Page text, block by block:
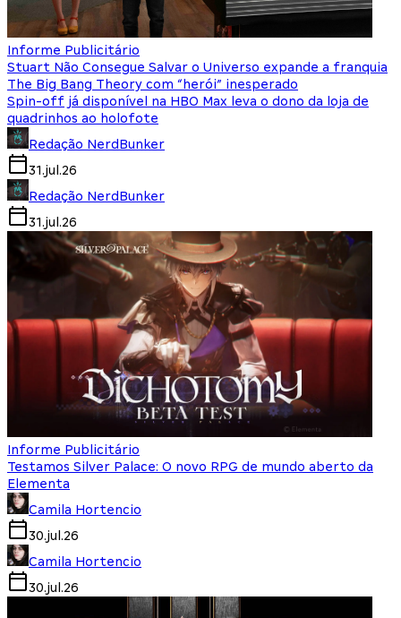
Informe Publicitário
Stuart Não Consegue Salvar o Universo expande a franquia
The Big Bang Theory com “herói” inesperado
Spin-off já disponível na HBO Max leva o dono da loja de
quadrinhos ao holofote
Redação NerdBunker
31.jul.26
Redação NerdBunker
31.jul.26
Informe Publicitário
Testamos Silver Palace: O novo RPG de mundo aberto da
Elementa
Camila Hortencio
30.jul.26
Camila Hortencio
30.jul.26